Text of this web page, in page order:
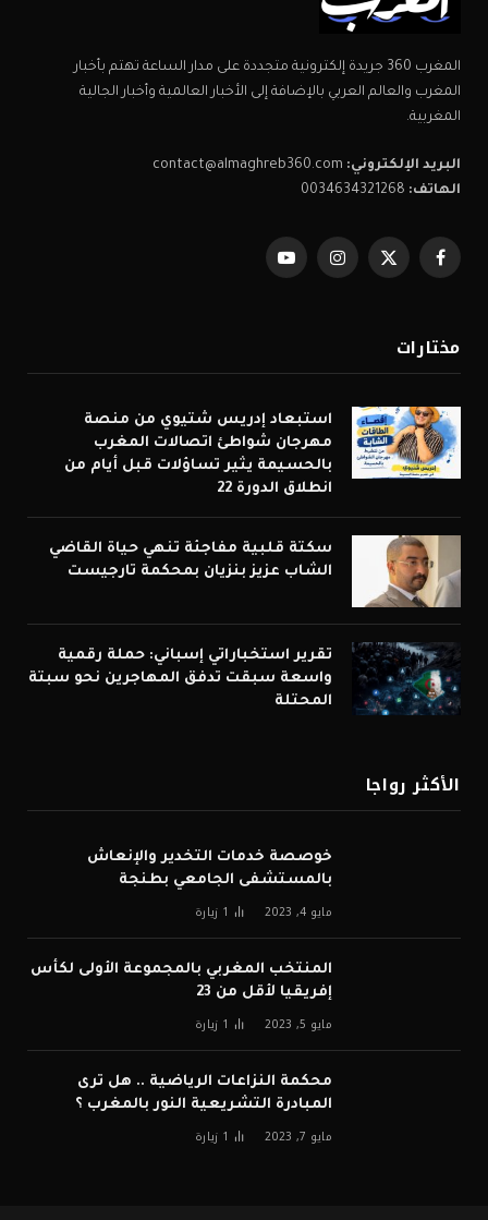
المغرب 360 جريدة إلكترونية متجددة على مدار الساعة تهتم بأخبار
المغرب والعالم العربي بالإضافة إلى الأخبار العالمية وأخبار الجالية
المغربية.
البريد الإلكتروني:
الهاتف:
فيسبوكX
الانستغراميوتيوب
مختارات
استبعاد إدريس شتيوي من منصة
مهرجان شواطئ اتصالات المغرب
بالحسيمة يثير تساؤلات قبل أيام من
انطلاق الدورة 22
سكتة قلبية مفاجئة تنهي حياة القاضي
الشاب عزيز بنزيان بمحكمة تارجيست
تقرير استخباراتي إسباني: حملة رقمية
واسعة سبقت تدفق المهاجرين نحو سبتة
المحتلة
الأكثر رواجا
خوصصة خدمات التخدير والإنعاش
بالمستشفى الجامعي بطنجة
مايو 4, 2023 1 زيارة
المنتخب المغربي بالمجموعة الأولى لكأس
إفريقيا لأقل من 23
مايو 5, 2023 1 زيارة
محكمة النزاعات الرياضية .. هل ترى
المبادرة التشريعية النور بالمغرب ؟
مايو 7, 2023 1 زيارة